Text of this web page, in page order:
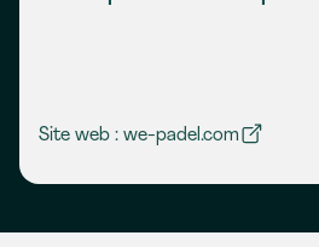
Site web : we-padel.com